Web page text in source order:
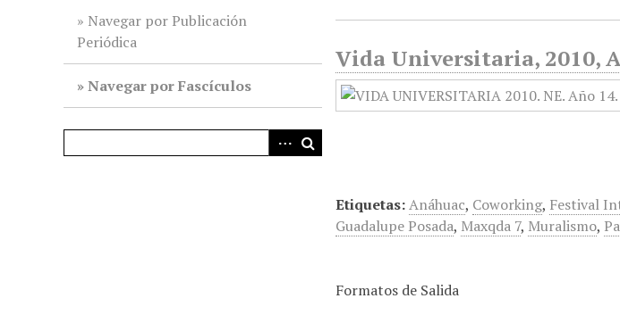
Navegar por Publicación
Periódica
Navegar por Fascículos
Vida Universitaria, 2010,
Etiquetas:Anáhuac, Coworking, Festival
Guadalupe Posada, Maxqda 7, Muralismo,
Formatos de Salida